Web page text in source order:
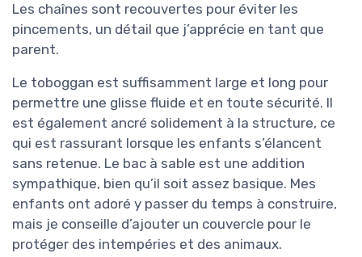
Les chaînes sont recouvertes pour éviter les
pincements, un détail que j’apprécie en tant que
parent.
Le toboggan est suffisamment large et long pour
permettre une glisse fluide et en toute sécurité. Il
est également ancré solidement à la structure, ce
qui est rassurant lorsque les enfants s’élancent
sans retenue. Le bac à sable est une addition
sympathique, bien qu’il soit assez basique. Mes
enfants ont adoré y passer du temps à construire,
mais je conseille d’ajouter un couvercle pour le
protéger des intempéries et des animaux.